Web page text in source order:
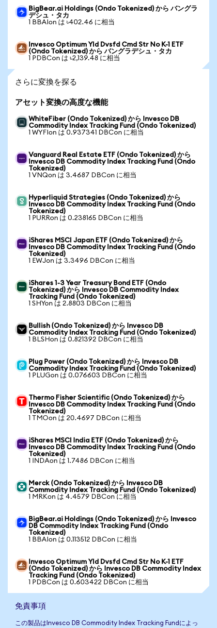
BigBear.ai Holdings (Ondo Tokenized) から バングラ
デシュ・タカ
1 BBAIon は ৳402.46 に相当
Invesco Optimum Yld Dvsfd Cmd Str No K-1 ETF
(Ondo Tokenized) から バングラデシュ・タカ
1 PDBCon は ৳2,139.48 に相当
さらに変換を探る
アセット変換の高度な機能
WhiteFiber (Ondo Tokenized) から Invesco DB
Commodity Index Tracking Fund (Ondo Tokenized)
1 WYFIon は 0.937341 DBCon に相当
Vanguard Real Estate ETF (Ondo Tokenized) から
Invesco DB Commodity Index Tracking Fund (Ondo
Tokenized)
1 VNQon は 3.4687 DBCon に相当
Hyperliquid Strategies (Ondo Tokenized) から
Invesco DB Commodity Index Tracking Fund (Ondo
Tokenized)
1 PURRon は 0.238165 DBCon に相当
iShares MSCI Japan ETF (Ondo Tokenized) から
Invesco DB Commodity Index Tracking Fund (Ondo
Tokenized)
1 EWJon は 3.3496 DBCon に相当
iShares 1-3 Year Treasury Bond ETF (Ondo
Tokenized) から Invesco DB Commodity Index
Tracking Fund (Ondo Tokenized)
1 SHYon は 2.8803 DBCon に相当
Bullish (Ondo Tokenized) から Invesco DB
Commodity Index Tracking Fund (Ondo Tokenized)
1 BLSHon は 0.821392 DBCon に相当
Plug Power (Ondo Tokenized) から Invesco DB
Commodity Index Tracking Fund (Ondo Tokenized)
1 PLUGon は 0.076603 DBCon に相当
Thermo Fisher Scientific (Ondo Tokenized) から
Invesco DB Commodity Index Tracking Fund (Ondo
Tokenized)
1 TMOon は 20.4697 DBCon に相当
iShares MSCI India ETF (Ondo Tokenized) から
Invesco DB Commodity Index Tracking Fund (Ondo
Tokenized)
1 INDAon は 1.7486 DBCon に相当
Merck (Ondo Tokenized) から Invesco DB
Commodity Index Tracking Fund (Ondo Tokenized)
1 MRKon は 4.4579 DBCon に相当
BigBear.ai Holdings (Ondo Tokenized) から Invesco
DB Commodity Index Tracking Fund (Ondo
Tokenized)
1 BBAIon は 0.113512 DBCon に相当
Invesco Optimum Yld Dvsfd Cmd Str No K-1 ETF
(Ondo Tokenized) から Invesco DB Commodity Index
Tracking Fund (Ondo Tokenized)
1 PDBCon は 0.603422 DBCon に相当
免責事項
この製品はInvesco DB Commodity Index Tracking Fundによっ